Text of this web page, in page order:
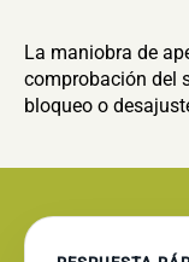
La maniobra de
comprobación del
bloqueo o